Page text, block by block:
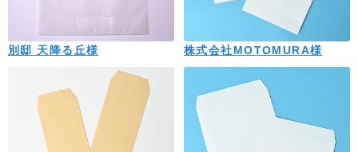
別邸 天降る丘様 株式会社MOTOMURA様